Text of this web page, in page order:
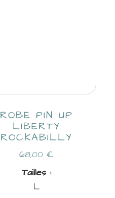
ROBE PIN UP
LIBERTY
ROCKABILLY
68,00€
Tailles :
L